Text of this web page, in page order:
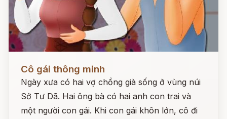
Cô gái thông minh
Ngày xưa có hai vợ chồng già sống ở vùng núi
Sở Tư Dã. Hai ông bà có hai anh con trai và
một người con gái. Khi con gái khôn lớn, cô đi